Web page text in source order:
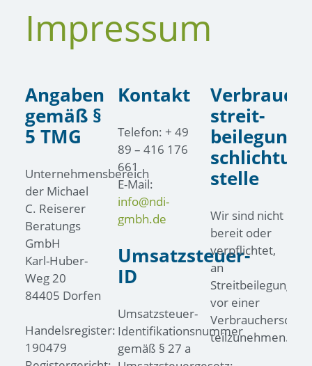
Impressum
Angaben
gemäß §
5 TMG
Unternehmensbereich
der Michael
C. Reiserer
Beratungs
GmbH
Karl-Huber-
Weg 20
84405 Dorfen
Handelsregister:
190479
Kontakt
Telefon: + 49
89 – 416 176
661
E-Mail:
info@ndi-
gmbh.de
Umsatzsteuer-
ID
Umsatzsteuer-
Identifikationsnummer
gemäß § 27 a
streit­
stelle
Wir sind nicht
bereit oder
verpflichtet,
an
vor einer
teilzunehmen.